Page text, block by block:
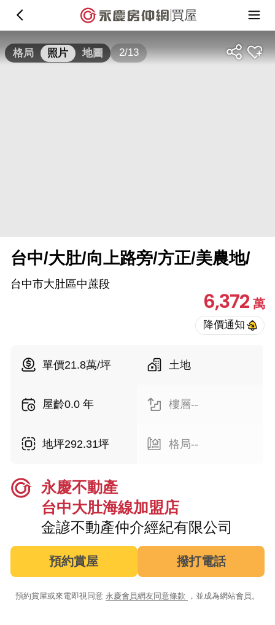
買屋
格局 照片 地圖 2/13
台中/大肚/向上路旁/方正/美農地/
台中市大肚區中蔗段
6,372萬
單價21.8萬/坪 土地
屋齡0.0 年 樓層--
地坪292.31坪 格局--
永慶不動產
台中大肚海線加盟店
金諺不動產仲介經紀有限公司
預約賞屋 撥打電話
預約賞屋或來電即視同意 永慶會員網友同意條款 ，並成為網站會員。